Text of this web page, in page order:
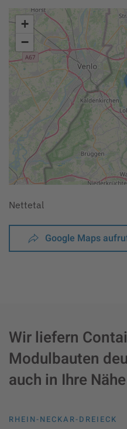
+
−
Nettetal
Google Maps
Wir liefern
Modulbauten
auch in Ihre Nähe
RHEIN-NECKAR-DREIECK